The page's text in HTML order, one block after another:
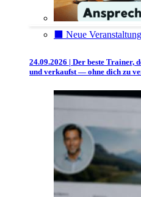
⬛️ Neue Veranstaltung
24.09.2026 | Der beste Trainer,
und verkaufst — ohne dich zu